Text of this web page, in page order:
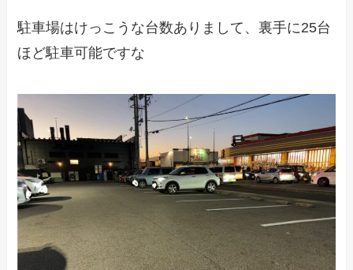
駐車場はけっこうな台数ありまして、裏手に25台
ほど駐車可能ですな